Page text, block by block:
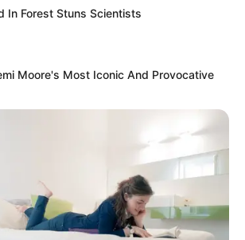
In Forest Stuns Scientists
Moore's Most Iconic And Provocative